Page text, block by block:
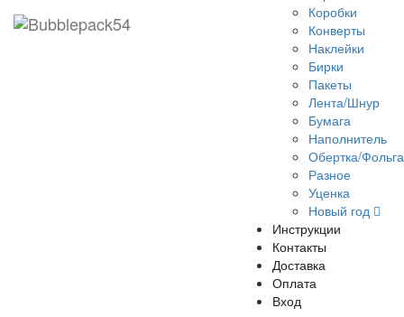
Коробки
Конверты
Наклейки
Бирки
Пакеты
Лента/Шнур
Бумага
Наполнитель
Обертка/Фольга
Разное
Уценка
Новый год
Инструкции
Контакты
Доставка
Оплата
Вход